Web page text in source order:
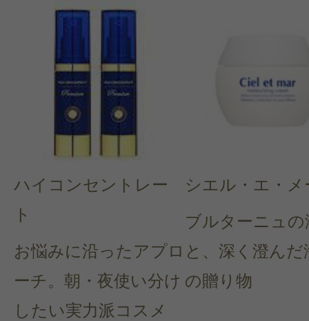
CT会員様は、
らクチコミ投稿すると1 商品に
ントプレゼント！
ハイコンセントレー
ト
お悩みに沿ったアプロ
ーチ。朝・夜使い分け
したい実力派コスメ
シエル・エ・メ
ブルターニュの
と、深く澄んだ
の贈り物